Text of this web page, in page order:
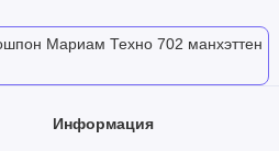
Информация